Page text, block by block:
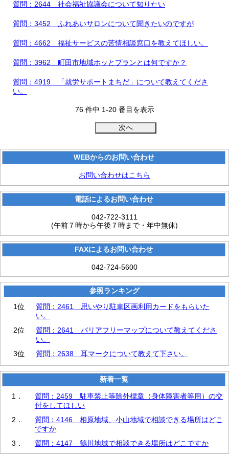
質問：2644 社会福祉協議会について知りたい
質問：3452 ふれあいサロンについて聞きたいのですが
質問：4662 福祉サービスの苦情相談窓口を教えてほしい。
質問：3962 町田市地域ホッとプランとは何ですか？
質問：4919 「就労サポートまちだ」について教えてくださ
い。
76 件中 1-20 番目を表示
WEBからのお問い合わせ
お問い合わせはこちら
電話によるお問い合わせ
042-722-3111
(午前７時から午後７時まで・年中無休)
FAXによるお問い合わせ
042-724-5600
参照ランキング
1位
質問：2461 思いやり駐車区画利用カードをもらいた
い。
2位
質問：2641 バリアフリーマップについて教えてくださ
い。
3位
質問：2638 耳マークについて教えて下さい。
新着一覧
1．
質問：2459 駐車禁止等除外標章（身体障害者等用）の交
付をしてほしい
2．
質問：4146 相原地域、小山地域で相談できる場所はどこ
ですか
3．
質問：4147 鶴川地域で相談できる場所はどこですか